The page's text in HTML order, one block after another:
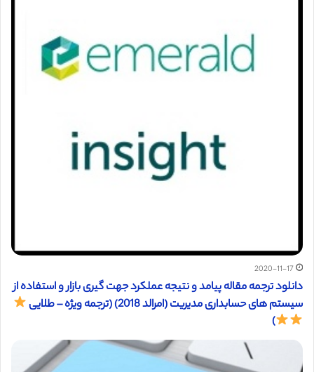
2020-11-17
دانلود ترجمه مقاله پیامد و نتیجه عملکرد جهت گیری بازار و استفاده از
سیستم های حسابداری مدیریت (امرالد 2018) (ترجمه ویژه – طلایی
)